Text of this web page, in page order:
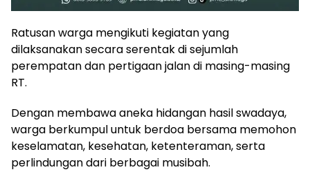
Ratusan warga mengikuti kegiatan yang
dilaksanakan secara serentak di sejumlah
perempatan dan pertigaan jalan di masing-masing
RT.
Dengan membawa aneka hidangan hasil swadaya,
warga berkumpul untuk berdoa bersama memohon
keselamatan, kesehatan, ketenteraman, serta
perlindungan dari berbagai musibah.